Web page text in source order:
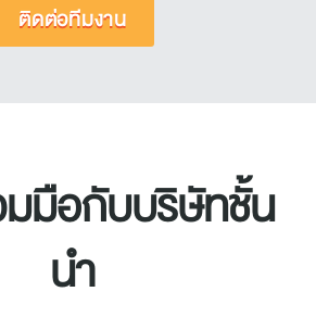
ติดต่อทีมงาน
มือกับบริษัทชั้น
นำ